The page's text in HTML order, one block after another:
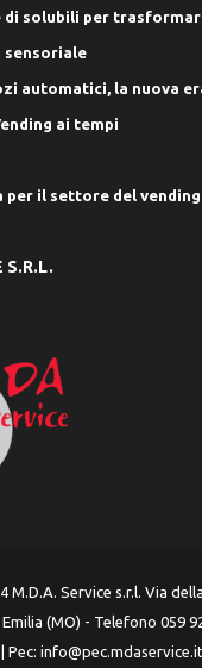
di solubili per
sensoriale
automatici, la nuova
ai tempi
per il settore del vending
S.R.L.
M.D.A. Service s.r.l. Via
(MO) - Telefono 059
| Pec: info@pec.mdaservice.it